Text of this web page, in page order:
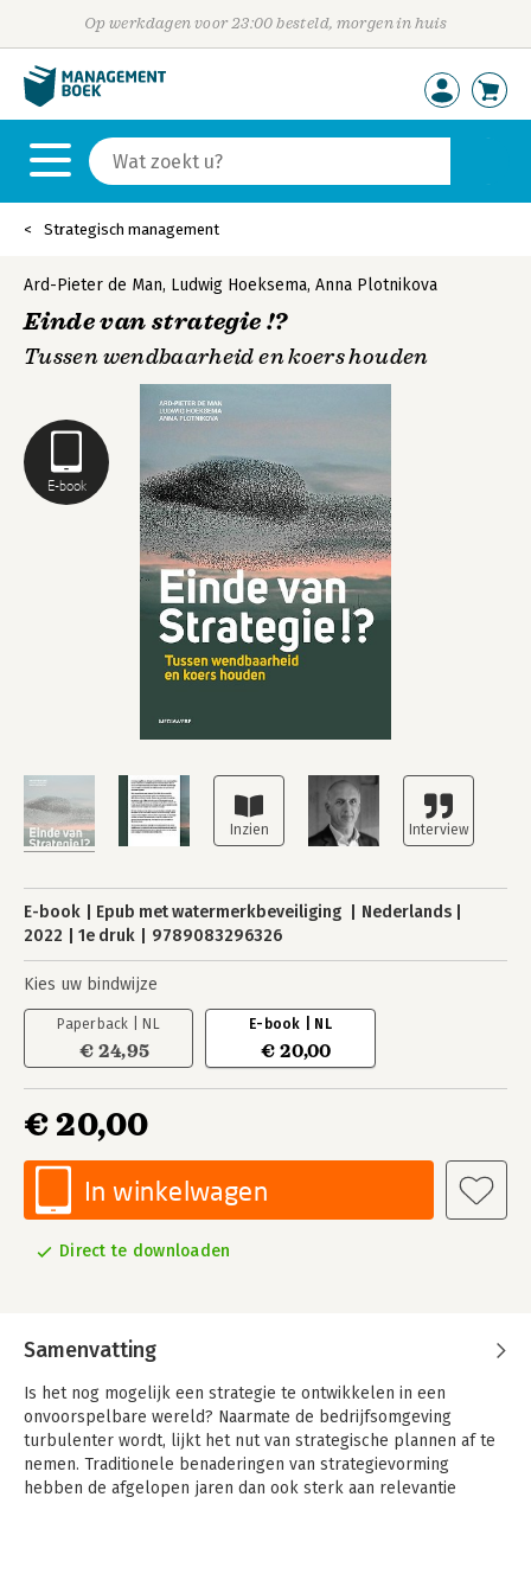
Op werkdagen voor 23:00 besteld, morgen in huis
Strategisch management
E-book
Ard-Pieter de Man, Ludwig Hoeksema, Anna Plotnikova
Einde van strategie !?
Tussen wendbaarheid en koers houden
E-book Epub met watermerkbeveiliging
Nederlands
2022
1e druk 9789083296326
Kies uw bindwijze
Paperback | NL
€ 24,95
E-book | NL
€ 20,00
€ 20,00
In winkelwagen
Direct te downloaden
Samenvatting
Is het nog mogelijk een strategie te ontwikkelen in een
onvoorspelbare wereld? Naarmate de bedrijfsomgeving
turbulenter wordt, lijkt het nut van strategische plannen af te
nemen. Traditionele benaderingen van strategievorming
hebben de afgelopen jaren dan ook sterk aan relevantie